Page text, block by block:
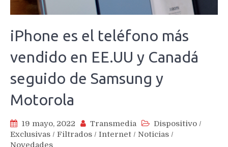
iPhone es el teléfono más
vendido en EE.UU y Canadá
seguido de Samsung y
Motorola
19 mayo, 2022 Transmedia Dispositivo /
Exclusivas / Filtrados / Internet / Noticias /
Novedades